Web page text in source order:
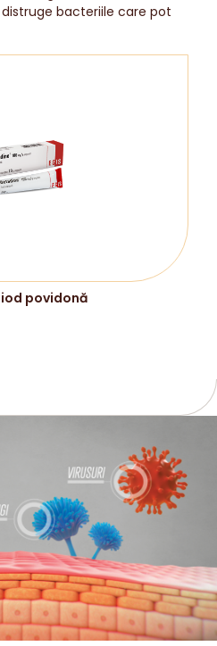
bacteriile care pot
povidonă